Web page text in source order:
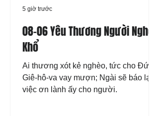
08-06 Yêu Thương Người Nghèo
Khổ
Ai thương xót kẻ nghèo, tức cho Đức
Giê-hô-va vay mượn; Ngài sẽ báo lại
việc ơn lành ấy cho người.
5 giờ trước